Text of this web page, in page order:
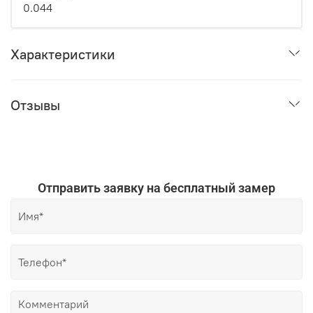
0.044
Характеристики
Отзывы
Отправить заявку на бесплатный замер